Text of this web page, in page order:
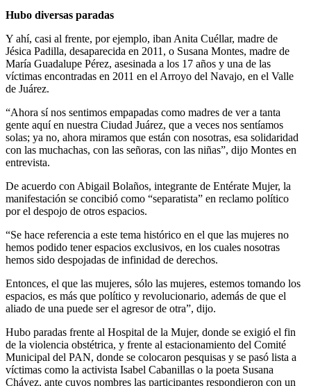
Hubo diversas paradas
Y ahí, casi al frente, por ejemplo, iban Anita Cuéllar, madre de
Jésica Padilla, desaparecida en 2011, o Susana Montes, madre de
María Guadalupe Pérez, asesinada a los 17 años y una de las
víctimas encontradas en 2011 en el Arroyo del Navajo, en el Valle
de Juárez.
“Ahora sí nos sentimos empapadas como madres de ver a tanta
gente aquí en nuestra Ciudad Juárez, que a veces nos sentíamos
solas; ya no, ahora miramos que están con nosotras, esa solidaridad
con las muchachas, con las señoras, con las niñas”, dijo Montes en
entrevista.
De acuerdo con Abigail Bolaños, integrante de Entérate Mujer, la
manifestación se concibió como “separatista” en reclamo político
por el despojo de otros espacios.
“Se hace referencia a este tema histórico en el que las mujeres no
hemos podido tener espacios exclusivos, en los cuales nosotras
hemos sido despojadas de infinidad de derechos.
Entonces, el que las mujeres, sólo las mujeres, estemos tomando los
espacios, es más que político y revolucionario, además de que el
aliado de una puede ser el agresor de otra”, dijo.
Hubo paradas frente al Hospital de la Mujer, donde se exigió el fin
de la violencia obstétrica, y frente al estacionamiento del Comité
Municipal del PAN, donde se colocaron pesquisas y se pasó lista a
víctimas como la activista Isabel Cabanillas o la poeta Susana
Chávez, ante cuyos nombres las participantes respondieron con un